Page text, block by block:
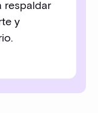
respaldar
y